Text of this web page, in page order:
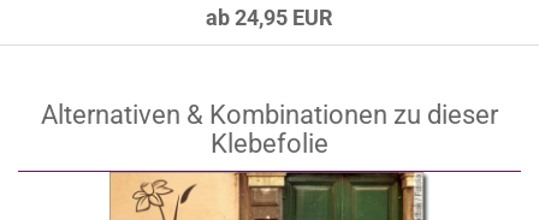
ab 24,95 EUR
Alternativen & Kombinationen zu dieser
Klebefolie